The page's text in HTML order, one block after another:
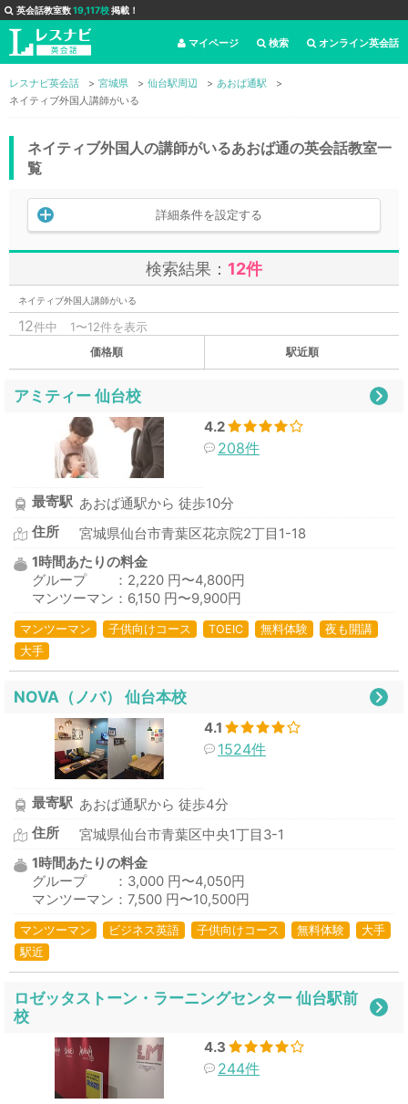
英会話教室数19,117校掲載！
オンライン英会話
検索
マイページ
レスナビ英会話 宮城県 仙台駅周辺
あおば通駅
ネイティブ外国人講師がいる
ネイティブ外国人の講師がいるあおば通の英会話教室一
覧
詳細条件を設定する
検索結果： 12件
ネイティブ外国人講師がいる
12件中 1〜12件を表示
価格順 駅近順
アミティー 仙台校
4.2
208件
最寄駅 あおば通駅から 徒歩10分
住所
宮城県仙台市青葉区花京院2丁目1-18
1時間あたりの料金
グループ ：2,220 円〜4,800円
マンツーマン：6,150 円〜9,900円
マンツーマン 子供向けコース TOEIC 無料体験
夜も開講
大手
NOVA（ノバ） 仙台本校
4.1
1524件
最寄駅 あおば通駅から 徒歩4分
住所
宮城県仙台市青葉区中央1丁目3-1
1時間あたりの料金
グループ ：3,000 円〜4,050円
マンツーマン：7,500 円〜10,500円
マンツーマン ビジネス英語 子供向けコース 無料体験
大手
駅近
ロゼッタストーン・ラーニングセンター 仙台駅前
校
4.3
244件